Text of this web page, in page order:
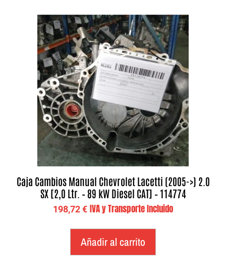
Caja Cambios Manual Chevrolet Lacetti (2005->) 2.0
SX [2,0 Ltr. – 89 kW Diesel CAT] – 114774
198,72€ IVA y Transporte Incluido
Añadir al carrito